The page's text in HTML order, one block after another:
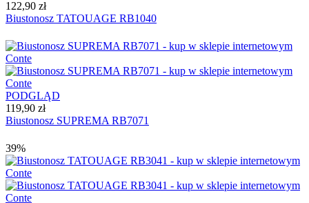
122,90 zł
Biustonosz TATOUAGE RB1040
PODGLĄD
119,90 zł
Biustonosz SUPREMA RB7071
39%